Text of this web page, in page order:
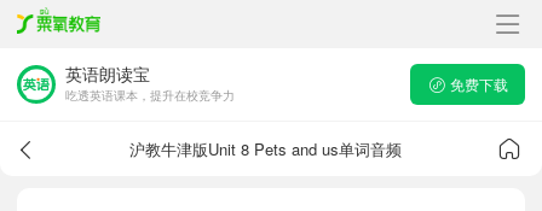
英语朗读宝
吃透英语课本，提升在校竞争力
免费下载
沪教牛津版Unit 8 Pets and us单词音频